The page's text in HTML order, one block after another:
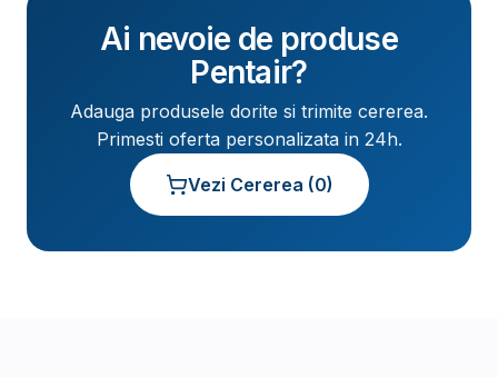
Ai nevoie de produse
Pentair?
Adauga produsele dorite si trimite cererea.
Primesti oferta personalizata in 24h.
Vezi Cererea (0)